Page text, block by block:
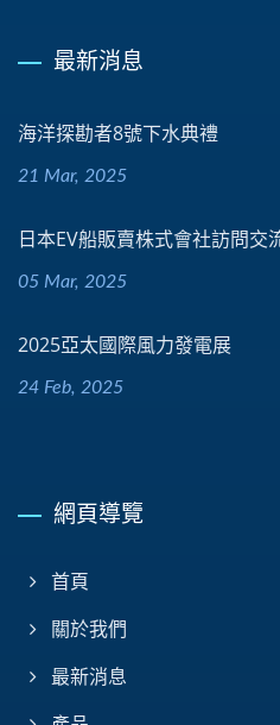
最新消息
海洋探勘者8號下水典禮
21 Mar, 2025
日本EV船販賣株式會社訪問交
05 Mar, 2025
2025亞太國際風力發電展
24 Feb, 2025
網頁導覽
首頁
關於我們
最新消息